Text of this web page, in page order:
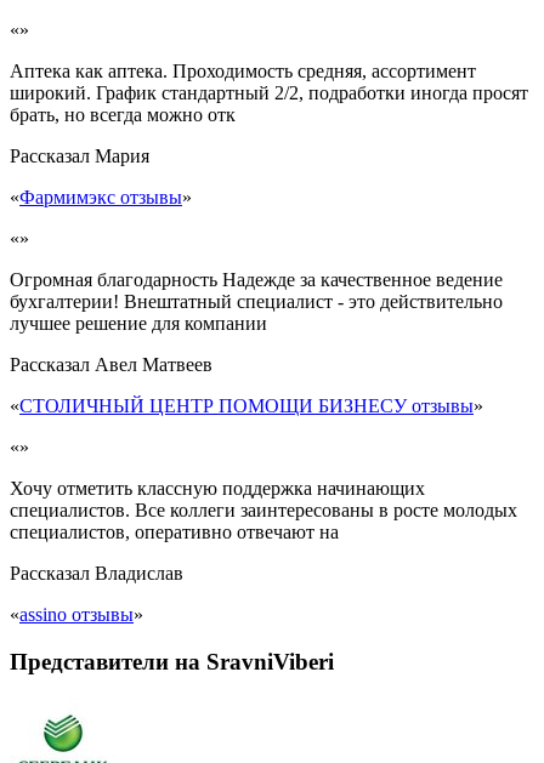
«»
Аптека как аптека. Проходимость средняя, ассортимент
широкий. График стандартный 2/2, подработки иногда просят
брать, но всегда можно отк
Рассказал Мария
«Фармимэкс отзывы»
«»
Огромная благодарность Надежде за качественное ведение
бухгалтерии! Внештатный специалист - это действительно
лучшее решение для компании
Рассказал Авел Матвеев
«СТОЛИЧНЫЙ ЦЕНТР ПОМОЩИ БИЗНЕСУ отзывы»
«»
Хочу отметить классную поддержка начинающих
специалистов. Все коллеги заинтересованы в росте молодых
специалистов, оперативно отвечают на
Рассказал Владислав
«assino отзывы»
Представители на SravniViberi